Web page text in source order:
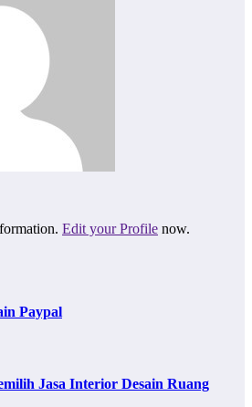
Edit your Profile now.
Paypal
Jasa Interior Desain Ruang